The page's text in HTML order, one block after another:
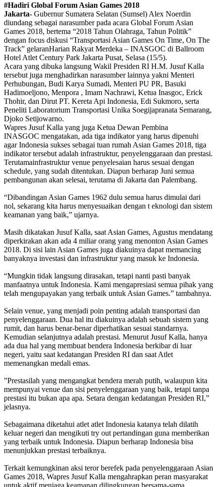
#Hadiri Global Forum Asian Games 2018
Jakarta- Gubernur Sumatera Selatan (Sumsel) Alex Noerdin
diundang sebagai narasumber pada acara Global Forum Asian
Games 2018, bertema “2018 Tahun Olahraga, Tahun Politik”
dengan focus diskusi “Transportasi Asian Games On Time, On The
Track” gelaranHarian Rakyat Merdeka – INASGOC di Ballroom
Hotel Atlet Century Park Jakarta Pusat, Selasa (15/5).
Acara yang dibuka langsung Wakil Presiden RI H.M. Jusuf Kalla
tersebut juga menghadirkan narasumber lainnya yakni Menteri
Perhubungan, Budi Karya Sumadi, Menteri PU PR, Basuki
Hadimoeljono, Menpora , Imam Nachrawi, Ketua Inasgoc, Erick
Thohir, dan Dirut PT. Kereta Api Indonesia, Edi Sukmoro, serta
Peneliti Laboratorium Transportasi Unika Soegijapranata Semarang,
Djoko Setijowarno.
Wapres Jusuf Kalla yang juga Ketua Dewan Pembina
INASGOC mengatakan, ada tiga indikator yang harus dipenuhi
agar Indonesia sukses sebagai tuan rumah Asian Games 2018, tiga
indikator tersebut adalah infrastruktur, penyelenggaraan dan prestasi.
Terutamainfrastruktur venue penyelesaian harus sesuai dengan
schedule, yang sudah ditentukan. Diapun berharap Juni semua
pembangunan akan selesai, terutama di Jakarta dan Palembang.
“Dibandingan Asian Games 1962 dulu semua harus dimulai dari
nol, sekarang kita harus menyesuaikan dengan t eknologi dan sistem
keamanan yang baik,” ujarnya.
Masih dikatakan Jusuf Kalla, saat Asian Games, Agustus mendatang
diperkirakan akan ada 4 miliar orang yang menonton Asian Games
2018. Di sisi lain Asian Games juga diakuinya dapat memancing
banyaknya investasi dan infrastruktur yang masuk ke Indonesia.
“Mungkin tidak langsung dirasakan, tetapi nanti pasti banyak
manfaatnya untuk Indonesia. Kami mengapresiasi semua pihak yang
telah mengupayakan yang terbaik untuk Asian Games.” tambahnya.
Selain venue, yang menjadi poin penting adalah transportasi dan
penyelenggaraan. Dua hal itu diakuinya adalah sebuah sistem yang
rumit, dan harus benar-benar diperhatikan sesuai standarnya.
Kemudian selanjutnya adalah prestasi. Menurut Jusuf Kalla, hanya
ada dua hal yang membuat bendera Indonesia berkibar di luar
negeri, yaitu saat kedatangan Presiden RI dan saat Atlet
memenangkan medali emas.
”Prestasilah yang mengangkat bendera merah putih, walaupun kita
mempunyai venue dan sisi penyelenggaraan yang baik, tetapi tanpa
prestasi itu bukan apa apa. Setara dengan kedatangan Presiden RI,”
jelasnya.
Sebagaimana diketahui atlet atlet Indonesia katanya telah dilatih
keluar negeri dan mengikuti try out pertandingan guna memberikan
yang terbaik untuk Indonesia. Diapun berharap Indonesia bisa
menunjukkan prestasi terbaiknya.
Terkait kemungkinan aksi teror berefek pada penyelenggaraan Asian
Games 2018, Wapres Jusuf Kalla mengahrapkan peran masyarakat
untuk aktif menjaga keamanan dilingkungan bersama-sama.